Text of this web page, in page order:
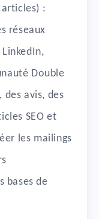
:
réseaux
Double
des avis, des
SEO et
les mailings
bases de